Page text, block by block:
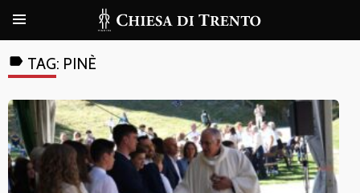
label TAG: PINÈ